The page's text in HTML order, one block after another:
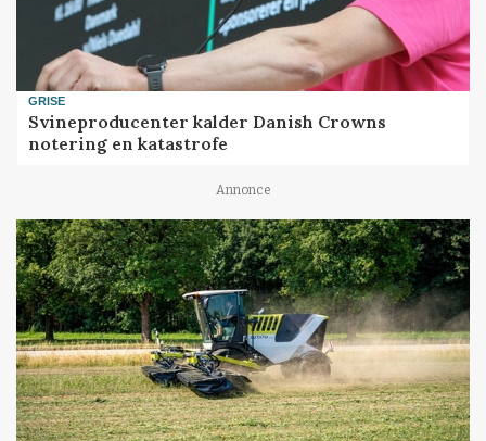
GRISE
Svineproducenter kalder Danish Crowns
notering en katastrofe
Annonce